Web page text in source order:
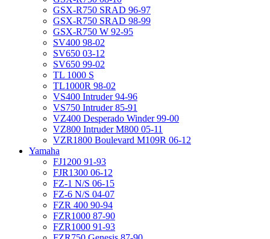
GSX-R750 SRAD 96-97
GSX-R750 SRAD 98-99
GSX-R750 W 92-95
SV400 98-02
SV650 03-12
SV650 99-02
TL 1000 S
TL1000R 98-02
VS400 Intruder 94-96
VS750 Intruder 85-91
VZ400 Desperado Winder 99-00
VZ800 Intruder M800 05-11
VZR1800 Boulevard M109R 06-12
Yamaha
FJ1200 91-93
FJR1300 06-12
FZ-1 N/S 06-15
FZ-6 N/S 04-07
FZR 400 90-94
FZR1000 87-90
FZR1000 91-93